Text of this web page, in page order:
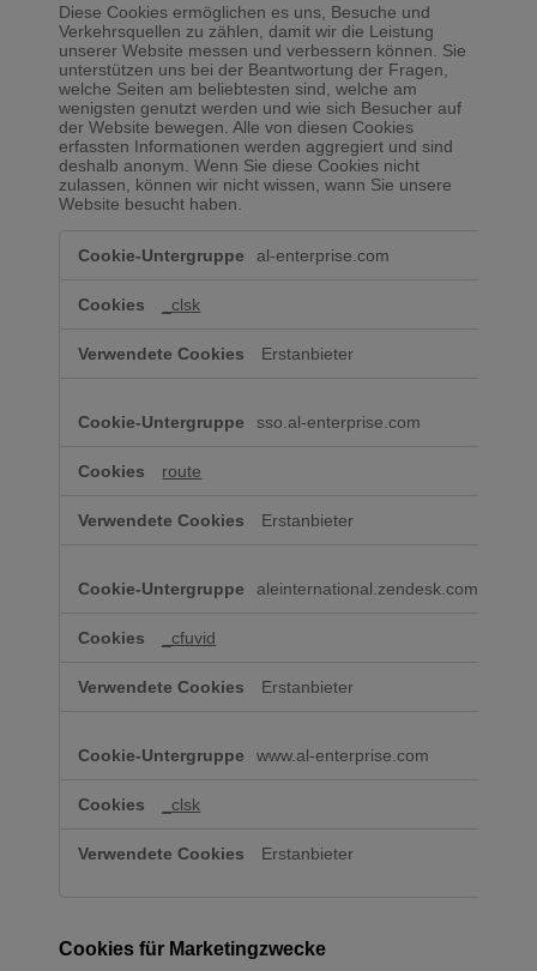
Diese Cookies ermöglichen es uns, Besuche und
Verkehrsquellen zu zählen, damit wir die Leistung
unserer Website messen und verbessern können. Sie
unterstützen uns bei der Beantwortung der Fragen,
welche Seiten am beliebtesten sind, welche am
wenigsten genutzt werden und wie sich Besucher auf
der Website bewegen. Alle von diesen Cookies
erfassten Informationen werden aggregiert und sind
deshalb anonym. Wenn Sie diese Cookies nicht
zulassen, können wir nicht wissen, wann Sie unsere
Website besucht haben.
Cookies
al-enterprise.com
_clsk
Erstanbieter
sso.al-enterprise.com
route
Erstanbieter
aleinternational.zendesk.com
_cfuvid
Erstanbieter
www.al-enterprise.com
_clsk
Erstanbieter
Cookies für Marketingzwecke